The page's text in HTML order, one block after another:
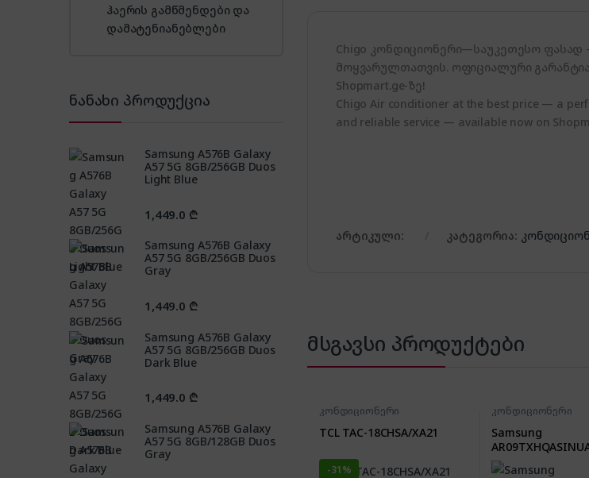
Chigo კონდიციონერი—საუკეთესო ფასად
მოყვარულთათვის. ოფიციალური
Shopmart.ge-ზე!
Chigo Air conditioner at the best price — a
and reliable service — available now on
არტიკული: კატეგორია:
მსგავსი პროდუქტები
კონდიციონერი
TCL TAC-18CHSA/XA21
-31%
კონდიციონერი
Samsung
25-30m2, Inverter
ჰაერის გამწმენდები და
დამატენიანებლები
ნანახი პროდუქცია
Samsung A576B Galaxy
A57 5G 8GB/256GB Duos
Light Blue
1,449.0 ₾
Samsung A576B Galaxy
A57 5G 8GB/256GB Duos
Gray
1,449.0 ₾
Samsung A576B Galaxy
A57 5G 8GB/256GB Duos
Dark Blue
1,449.0 ₾
Samsung A576B Galaxy
A57 5G 8GB/128GB Duos
Gray